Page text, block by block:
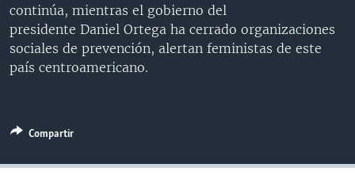
CIENCIA Y SALUD
VISIÓN 360
LAS CLAVES
PANORAMA
AUDIONOTICIAS
BUENOS DÍAS AMÉRICA
ESTADOS UNIDOS AL DÍA
DOCUMENTALES DE LA VOA
Learning English
Idiomas
continúa, mientras el gobierno del
presidente Daniel Ortega ha cerrado organizaciones
sociales de prevención, alertan feministas de este
país centroamericano.
Compartir